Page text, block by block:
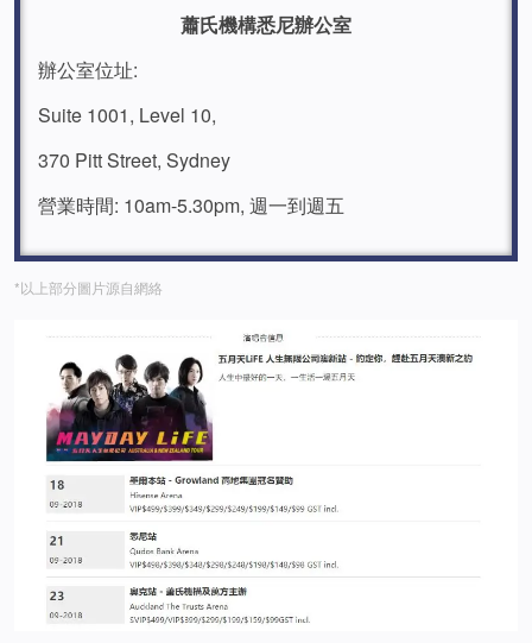
蕭氏機構悉尼辦公室
辦公室位址:
Suite 1001, Level 10,
370 Pitt Street, Sydney
營業時間: 10am-5.30pm, 週一到週五
*以上部分圖片源自網絡